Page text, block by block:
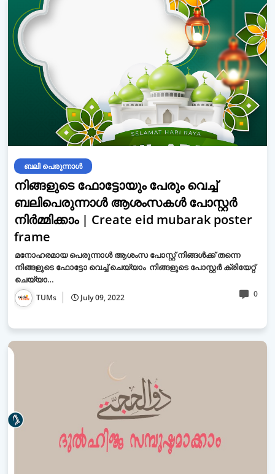
ബലി പെരുന്നാള്‍
നിങ്ങളുടെ ഫോട്ടോയും പേരും വെച്ച്
ബലിപെരുന്നാൾ ആശംസകൾ പോസ്റ്റർ
നിർമ്മിക്കാം | Create eid mubarak poster
frame
മനോഹരമായ പെരുന്നാൾ ആശംസ പോസ്റ്റ് നിങ്ങൾക്ക് തന്നെ
നിങ്ങളുടെ ഫോട്ടോ വെച്ച് ചെയ്യാം നിങ്ങളുടെ പോസ്റ്റർ ക്രിയേറ്റ്
ചെയ്യാ…
TUMs July 09, 2022 0